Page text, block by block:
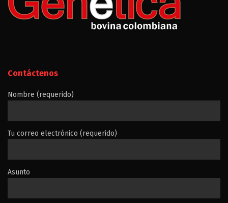
Contáctenos
Nombre (requerido)
Tu correo electrónico (requerido)
Asunto